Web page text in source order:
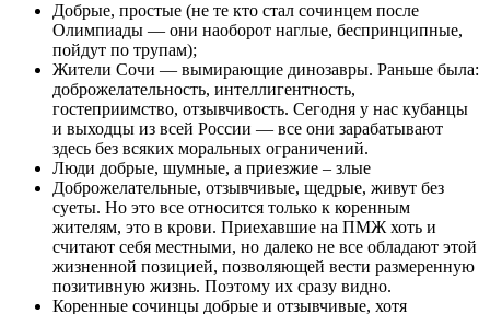
Добрые, простые (не те кто стал сочинцем после
Олимпиады — они наоборот наглые, беспринципные,
пойдут по трупам);
Жители Сочи — вымирающие динозавры. Раньше была:
доброжелательность, интеллигентность,
гостеприимство, отзывчивость. Сегодня у нас кубанцы
и выходцы из всей России — все они зарабатывают
здесь без всяких моральных ограничений.
Люди добрые, шумные, а приезжие – злые
Доброжелательные, отзывчивые, щедрые, живут без
суеты. Но это все относится только к коренным
жителям, это в крови. Приехавшие на ПМЖ хоть и
считают себя местными, но далеко не все обладают этой
жизненной позицией, позволяющей вести размеренную
позитивную жизнь. Поэтому их сразу видно.
Коренные сочинцы добрые и отзывчивые, хотя